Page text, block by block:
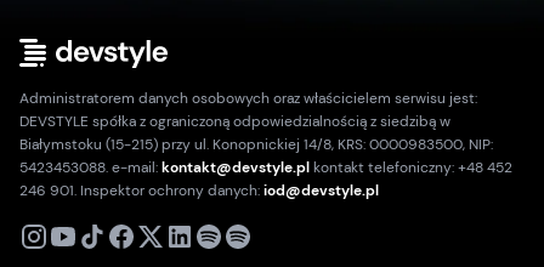
Administratorem danych osobowych oraz właścicielem serwisu jest:
DEVSTYLE spółka z ograniczoną odpowiedzialnością z siedzibą w
Białymstoku (15-215) przy ul. Konopnickiej 14/8, KRS: 0000983500, NIP:
5423453088. e-mail:kontakt@devstyle.plkontakt telefoniczny: +48 452
246 901. Inspektor ochrony danych:iod@devstyle.pl
X